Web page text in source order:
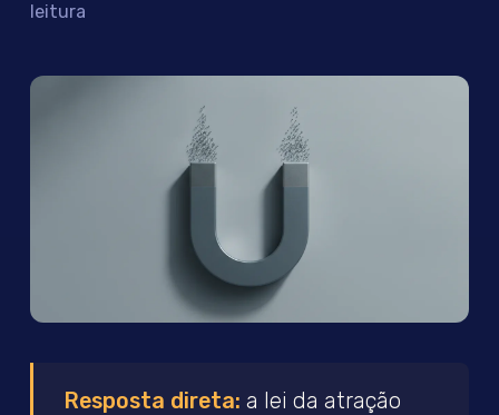
leitura
Resposta direta: a lei da atração